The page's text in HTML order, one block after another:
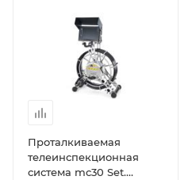
Проталкиваемая
телеинспекционная
система mc30 Set.